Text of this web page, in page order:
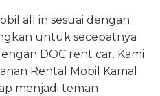
all in sesuai dengan
untuk secepatnya
DOC rent car. Kami
Rental Mobil Kamal
menjadi teman